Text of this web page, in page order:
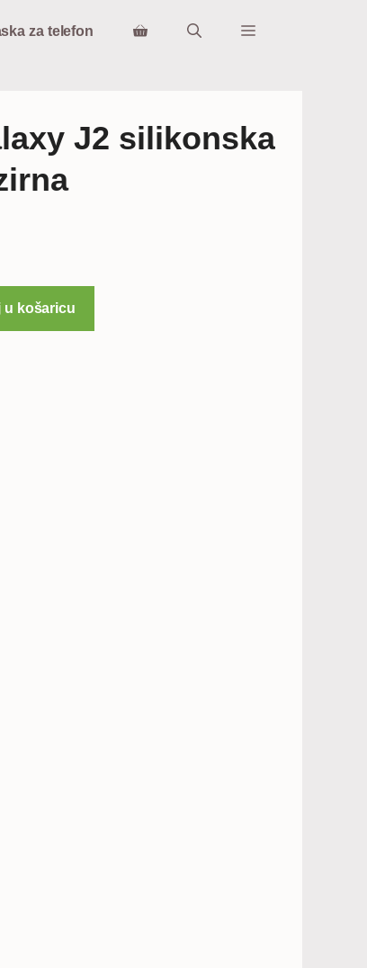
za telefon
J2 silikonska
u košaricu